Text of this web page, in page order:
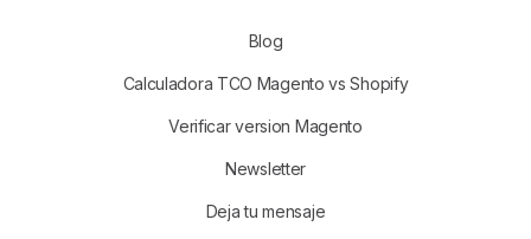
Blog
Calculadora TCO Magento vs Shopify
Verificar version Magento
Newsletter
Deja tu mensaje